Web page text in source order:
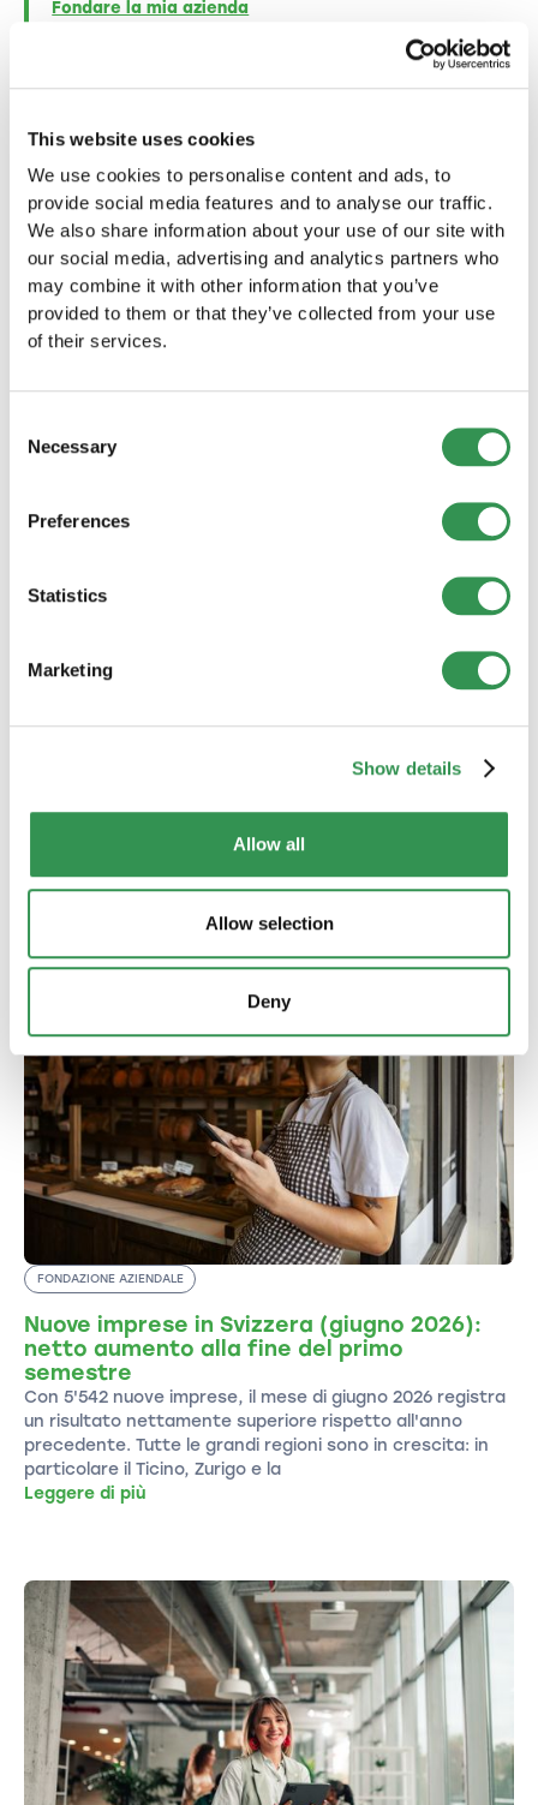
This website uses cookies
We use cookies to personalise content and ads, to
provide social media features and to analyse our traffic.
We also share information about your use of our site with
our social media, advertising and analytics partners who
may combine it with other information that you’ve
provided to them or that they’ve collected from your use
of their services.
Selection
Necessary
Preferences
Statistics
Marketing
Show details
Allow all
Allow selection
Deny
Fondare la mia azienda
Altri articoli del blog
Approfondimenti, storie di successo ispirate e
consigli pratici per gli imprenditori: scoprite gli
altri articoli del nostro blog.
(luglio 2026): lieve calo rispetto all’anno
Le costituzioni di imprese sono leggermente diminuite nel
FONDAZIONE AZIENDALE
Nuove imprese in Svizzera (giugno 2026):
netto aumento alla fine del primo
semestre
Con 5'542 nuove imprese, il mese di giugno 2026 registra
un risultato nettamente superiore rispetto all'anno
precedente. Tutte le grandi regioni sono in crescita: in
particolare il Ticino, Zurigo e la
Leggere di più